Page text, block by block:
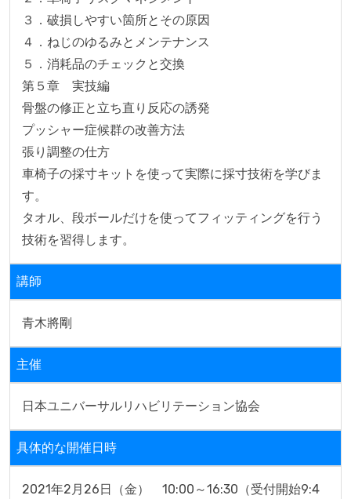
３．破損しやすい箇所とその原因
４．ねじのゆるみとメンテナンス
５．消耗品のチェックと交換
第５章　実技編
骨盤の修正と立ち直り反応の誘発
プッシャー症候群の改善方法
張り調整の仕方
車椅子の採寸キットを使って実際に採寸技術を学びま
す。
タオル、段ボールだけを使ってフィッティングを行う
技術を習得します。
講師
青木將剛
主催
日本ユニバーサルリハビリテーション協会
具体的な開催日時
2021年2月26日（金）　10:00～16:30（受付開始9:4